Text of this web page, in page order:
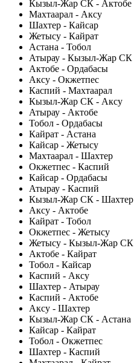
Кызыл-Жар СК - Актобе
Махтаарал - Аксу
Шахтер - Кайсар
Жетысу - Кайрат
Астана - Тобол
Атырау - Кызыл-Жар СК
Актобе - Ордабасы
Аксу - Окжетпес
Каспий - Махтаарал
Кызыл-Жар СК - Аксу
Атырау - Актобе
Тобол - Ордабасы
Кайрат - Астана
Кайсар - Жетысу
Махтаарал - Шахтер
Окжетпес - Каспий
Кайсар - Ордабасы
Атырау - Каспий
Кызыл-Жар СК - Шахтер
Аксу - Актобе
Кайрат - Тобол
Окжетпес - Жетысу
Жетысу - Кызыл-Жар СК
Актобе - Кайрат
Тобол - Кайсар
Каспий - Аксу
Шахтер - Атырау
Каспий - Актобе
Аксу - Шахтер
Кызыл-Жар СК - Астана
Кайсар - Кайрат
Тобол - Окжетпес
Шахтер - Каспий